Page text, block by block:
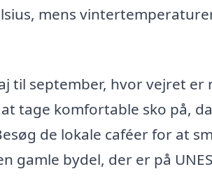
mens
til september, hvor vejret
tage komfortable sko på,
de lokale caféer for at
gamle bydel, der er på